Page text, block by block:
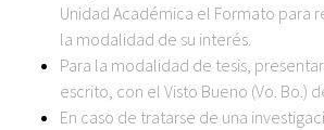
Unidad Académica el Formato para
la modalidad de su interés.
Para la modalidad de tesis,
escrito, con el Visto Bueno (Vo. Bo.)
En caso de tratarse de una